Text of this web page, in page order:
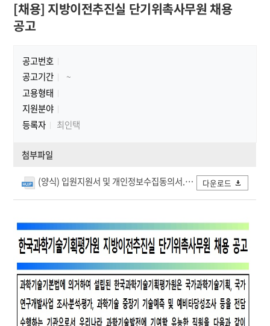
[채용] 지방이전추진실 단기위촉사무원 채용
공고
공고번호
공고기간
~
고용형태
지원분야
등록자
최인택
첨부파일
(양식) 입원지원서 및 개인정보수집동의서.hwp 다운로드